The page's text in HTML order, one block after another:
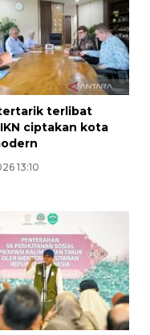
terlibat
ciptakan kota
13:10